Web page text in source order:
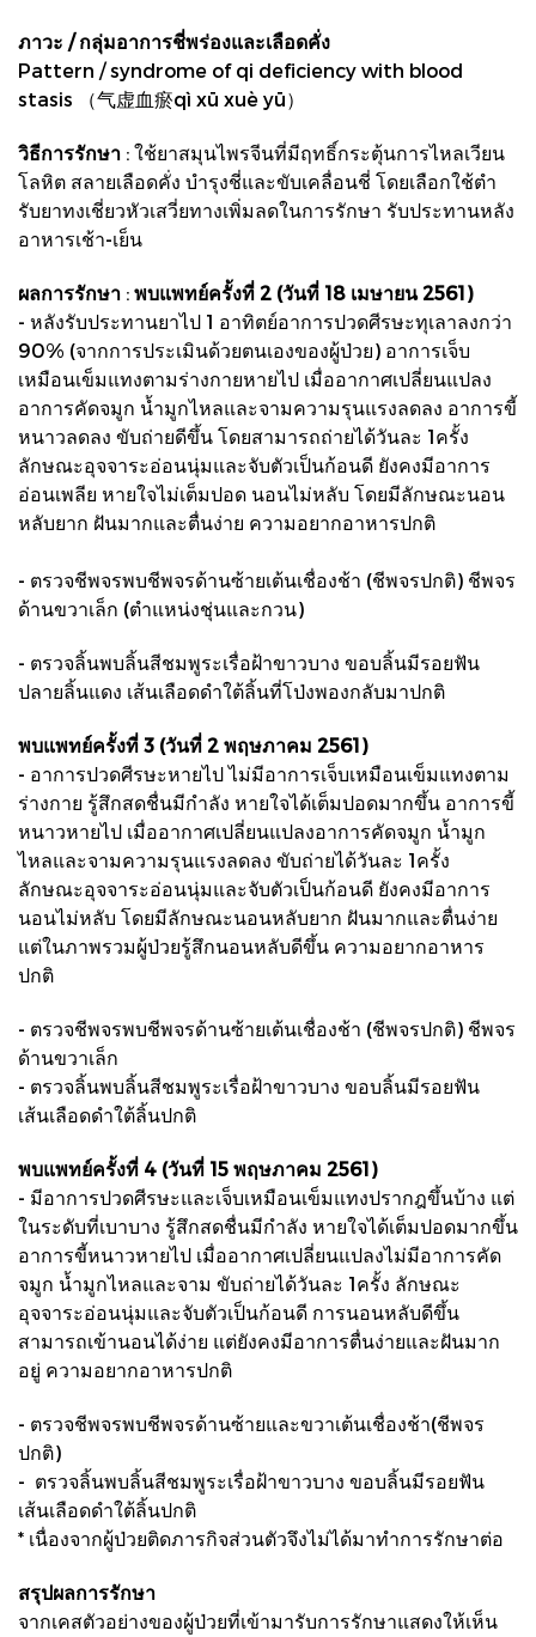
ภาวะ / กลุ่มอาการชี่พร่องและเลือดคั่ง
Pattern / syndrome of qi deficiency with blood
stasis （气虚血瘀qì xū xuè yū）
วิธีการรักษา : ใช้ยาสมุนไพรจีนที่มีฤทธิ์กระตุ้นการไหลเวียน
โลหิต สลายเลือดคั่ง บำรุงชี่และขับเคลื่อนชี่ โดยเลือกใช้ตำ
รับยาทงเชี่ยวหัวเสวี่ยทางเพิ่มลดในการรักษา รับประทานหลัง
อาหารเช้า-เย็น
ผลการรักษา : พบแพทย์ครั้งที่ 2 (วันที่ 18 เมษายน 2561)
- หลังรับประทานยาไป 1 อาทิตย์อาการปวดศีรษะทุเลาลงกว่า
90% (จากการประเมินด้วยตนเองของผู้ป่วย) อาการเจ็บ
เหมือนเข็มแทงตามร่างกายหายไป เมื่ออากาศเปลี่ยนแปลง
อาการคัดจมูก นํ้ามูกไหลและจามความรุนแรงลดลง อาการขี้
หนาวลดลง ขับถ่ายดีขึ้น โดยสามารถถ่ายได้วันละ 1ครั้ง
ลักษณะอุจจาระอ่อนนุ่มและจับตัวเป็นก้อนดี ยังคงมีอาการ
อ่อนเพลีย หายใจไม่เต็มปอด นอนไม่หลับ โดยมีลักษณะนอน
หลับยาก ฝันมากและตื่นง่าย ความอยากอาหารปกติ
- ตรวจชีพจรพบชีพจรด้านซ้ายเต้นเชื่องช้า (ชีพจรปกติ) ชีพจร
ด้านขวาเล็ก (ตำแหน่งชุ่นและกวน)
- ตรวจลิ้นพบลิ้นสีชมพูระเรื่อฝ้าขาวบาง ขอบลิ้นมีรอยฟัน
ปลายลิ้นแดง เส้นเลือดดำใต้ลิ้นที่โป่งพองกลับมาปกติ
พบแพทย์ครั้งที่ 3 (วันที่ 2 พฤษภาคม 2561)
- อาการปวดศีรษะหายไป ไม่มีอาการเจ็บเหมือนเข็มแทงตาม
ร่างกาย รู้สึกสดชื่นมีกำลัง หายใจได้เต็มปอดมากขึ้น อาการขี้
หนาวหายไป เมื่ออากาศเปลี่ยนแปลงอาการคัดจมูก นํ้ามูก
ไหลและจามความรุนแรงลดลง ขับถ่ายได้วันละ 1ครั้ง
ลักษณะอุจจาระอ่อนนุ่มและจับตัวเป็นก้อนดี ยังคงมีอาการ
นอนไม่หลับ โดยมีลักษณะนอนหลับยาก ฝันมากและตื่นง่าย
แต่ในภาพรวมผู้ป่วยรู้สึกนอนหลับดีขึ้น ความอยากอาหาร
ปกติ
- ตรวจชีพจรพบชีพจรด้านซ้ายเต้นเชื่องช้า (ชีพจรปกติ) ชีพจร
ด้านขวาเล็ก
- ตรวจลิ้นพบลิ้นสีชมพูระเรื่อฝ้าขาวบาง ขอบลิ้นมีรอยฟัน
เส้นเลือดดำใต้ลิ้นปกติ
พบแพทย์ครั้งที่ 4 (วันที่ 15 พฤษภาคม 2561)
- มีอาการปวดศีรษะและเจ็บเหมือนเข็มแทงปรากฎขึ้นบ้าง แต่
ในระดับที่เบาบาง รู้สึกสดชื่นมีกำลัง หายใจได้เต็มปอดมากขึ้น
อาการขี้หนาวหายไป เมื่ออากาศเปลี่ยนแปลงไม่มีอาการคัด
จมูก นํ้ามูกไหลและจาม ขับถ่ายได้วันละ 1ครั้ง ลักษณะ
อุจจาระอ่อนนุ่มและจับตัวเป็นก้อนดี การนอนหลับดีขึ้น
สามารถเข้านอนได้ง่าย แต่ยังคงมีอาการตื่นง่ายและฝันมาก
อยู่ ความอยากอาหารปกติ
- ตรวจชีพจรพบชีพจรด้านซ้ายและขวาเต้นเชื่องช้า(ชีพจร
ปกติ)
- ตรวจลิ้นพบลิ้นสีชมพูระเรื่อฝ้าขาวบาง ขอบลิ้นมีรอยฟัน
เส้นเลือดดำใต้ลิ้นปกติ
* เนื่องจากผู้ป่วยติดภารกิจส่วนตัวจึงไม่ได้มาทำการรักษาต่อ
สรุปผลการรักษา
จากเคสตัวอย่างของผู้ป่วยที่เข้ามารับการรักษาแสดงให้เห็น